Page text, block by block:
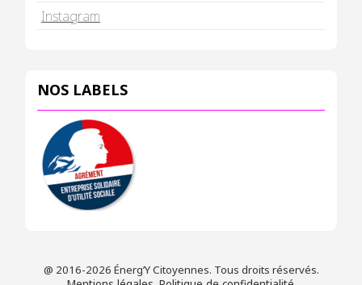
Instagram
NOS LABELS
@ 2016-2026 Énerg’Y Citoyennes. Tous droits réservés.